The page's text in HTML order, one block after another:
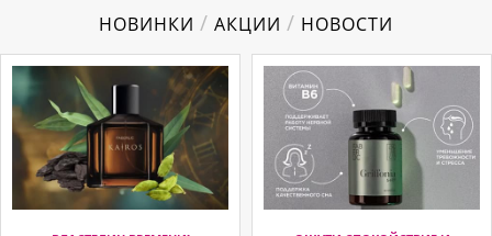
НОВИНКИ / АКЦИИ / НОВОСТИ